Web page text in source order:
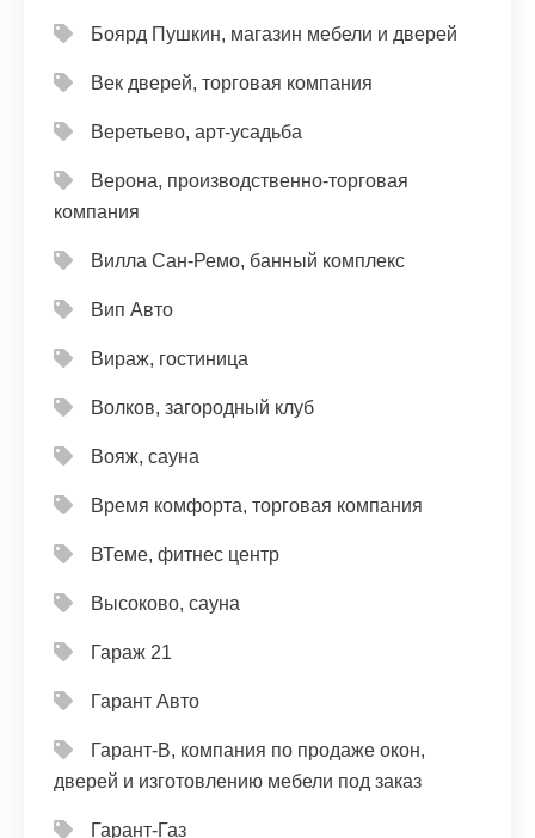
Боярд Пушкин, магазин мебели и дверей
Век дверей, торговая компания
Веретьево, арт-усадьба
Верона, производственно-торговая
компания
Вилла Сан-Ремо, банный комплекс
Вип Авто
Вираж, гостиница
Волков, загородный клуб
Вояж, сауна
Время комфорта, торговая компания
ВТеме, фитнес центр
Высоково, сауна
Гараж 21
Гарант Авто
Гарант-В, компания по продаже окон,
дверей и изготовлению мебели под заказ
Гарант-Газ